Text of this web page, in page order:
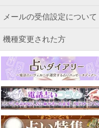
メールの受信設定について
機種変更された方